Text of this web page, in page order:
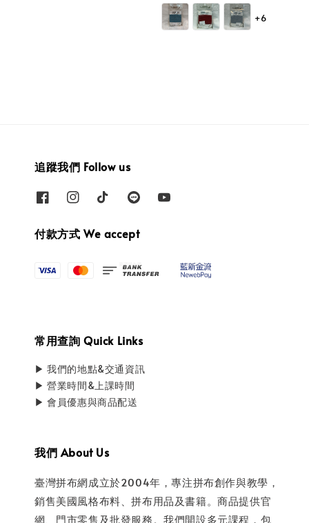
price
+6
追蹤我們 Follow us
付款方式 We accept
常用查詢 Quick Links
▶ 我們的地點&交通資訊
▶ 營業時間&上課時間
▶ 會員優惠與商品配送
我們 About Us
臺灣拼布網成立於2004年，專注拼布創作與教學，
銷售美國風格布料、拼布用品及書籍。商品提供官
網、門市零售及批發服務。我們開設多元課程，包